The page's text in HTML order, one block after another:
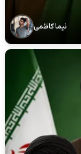
نیما کاظمی